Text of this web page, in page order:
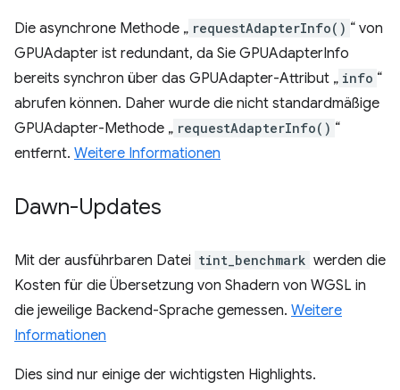
Die asynchrone Methode „ requestAdapterInfo() “ von
GPUAdapter ist redundant, da Sie GPUAdapterInfo
bereits synchron über das GPUAdapter-Attribut „ info “
abrufen können. Daher wurde die nicht standardmäßige
GPUAdapter-Methode „ requestAdapterInfo() “
entfernt. Weitere Informationen
Dawn-Updates
Mit der ausführbaren Datei tint_benchmark werden die
Kosten für die Übersetzung von Shadern von WGSL in
die jeweilige Backend-Sprache gemessen. Weitere
Informationen
Dies sind nur einige der wichtigsten Highlights.